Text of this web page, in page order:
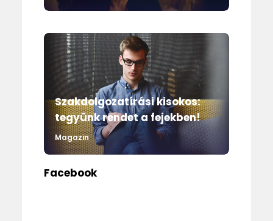
Szakdolgozatírási kisokos:
tegyünk rendet a fejekben!
Magazin
Facebook